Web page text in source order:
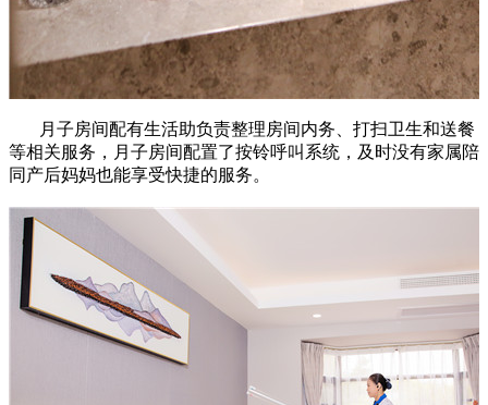
月子房间配有生活助负责整理房间内务、打扫卫生和送餐
等相关服务，月子房间配置了按铃呼叫系统，及时没有家属陪
同产后妈妈也能享受快捷的服务。